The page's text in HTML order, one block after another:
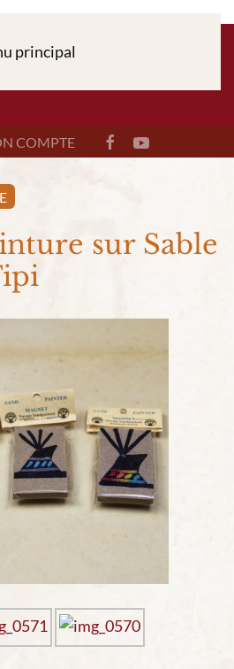
principal
COMPTE
sur Sable